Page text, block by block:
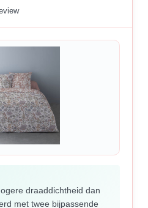
draaddichtheid dan
met twee bijpassende